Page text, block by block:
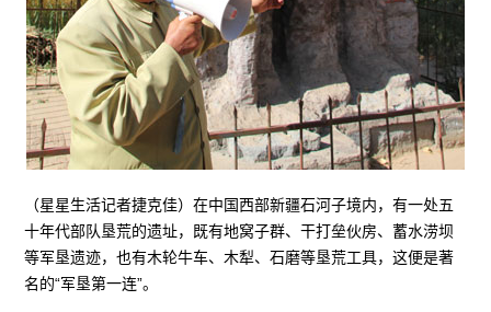
（星星生活记者捷克佳）在中国西部新疆石河子境内，有一处五
十年代部队垦荒的遗址，既有地窝子群、干打垒伙房、蓄水涝坝
等军垦遗迹，也有木轮牛车、木犁、石磨等垦荒工具，这便是著
名的“军垦第一连”。